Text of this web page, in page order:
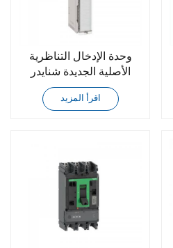
وحدة الإدخال التناظرية
الأصلية الجديدة شنايدر
140ACI03000C
اقرأ المزيد